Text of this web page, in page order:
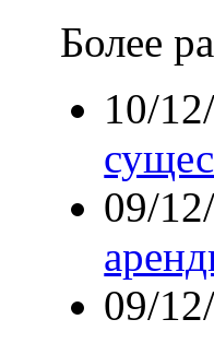
Более
10/
09/
09/